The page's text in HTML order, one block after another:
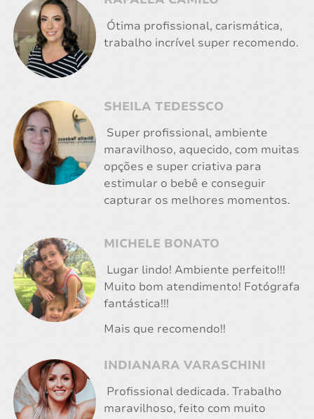
Ótima profissional, carismática,
trabalho incrível super recomendo.
SHEILA TEDESSCO
Super profissional, ambiente
maravilhoso, aquecido, com muitas
opções e super criativa para
estimular o bebê e conseguir
capturar os melhores momentos.
MICHELE BONATO
Lugar lindo! Ambiente perfeito!!!
Muito bom atendimento! Fotógrafa
fantástica!!!
Mais que recomendo!!
INDIANARA VARASCHINI
Profissional dedicada. Trabalho
maravilhoso, feito com muito